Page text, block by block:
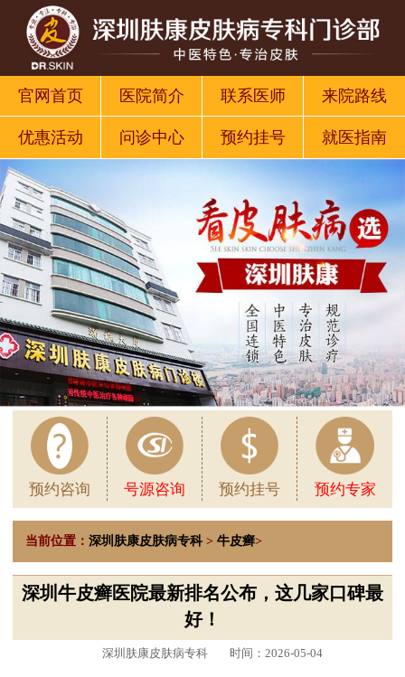
官网首页 医院简介 联系医师 来院路线
优惠活动 问诊中心 预约挂号 就医指南
预约咨询 号源咨询 预约挂号 预约专家
当前位置： 深圳肤康皮肤病专科 > 牛皮癣>
深圳牛皮癣医院最新排名公布，这几家口碑最
好！
深圳肤康皮肤病专科 时间：2026-05-04